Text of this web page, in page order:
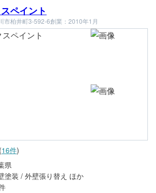
ペイント
市柏井町3-592-6創業：2010年1月
(16件)
県
塗装 / 外壁張り替え ほか